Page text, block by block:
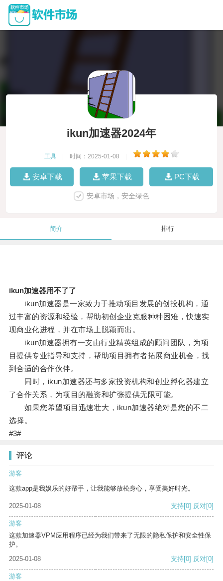
ikun加速器2024年
工具 时间：2025-01-08
安卓下载 苹果下载 PC下载
安卓市场，安全绿色
简介 排行
ikun加速器用不了了
ikun加速器是一家致力于推动项目发展的创投机构，通
过丰富的资源和经验，帮助初创企业克服种种困难，快速实
现商业化进程，并在市场上脱颖而出。
ikun加速器拥有一支由行业精英组成的顾问团队，为项
目提供专业指导和支持，帮助项目拥有者拓展商业机会，找
到合适的合作伙伴。
同时，ikun加速器还与多家投资机构和创业孵化器建立
了合作关系，为项目的融资和扩张提供无限可能。
如果您希望项目迅速壮大，ikun加速器绝对是您的不二
选择。
#3#
评论
游客
这款app是我娱乐的好帮手，让我能够放松身心，享受美好时光。
2025-01-08 支持[0] 反对[0]
游客
这款加速器VPM应用程序已经为我们带来了无限的隐私保护和安全性保
护。
2025-01-08
支持[0] 反对[0]
游客